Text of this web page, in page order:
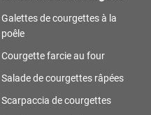
Galettes de courgettes à la
poêle
Courgette farcie au four
Salade de courgettes râpées
Scarpaccia de courgettes